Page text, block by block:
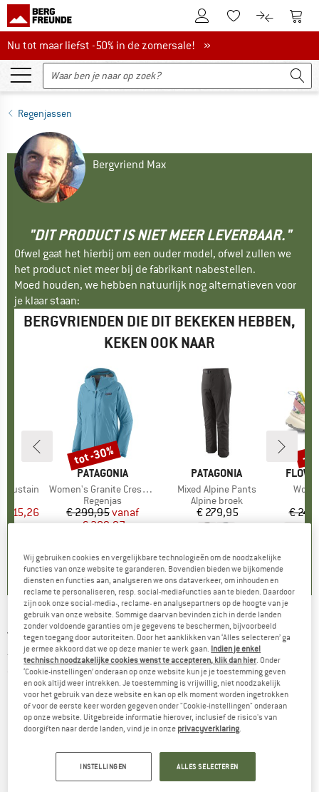
De klantenaccount
Naar deNaar de
Nu tot maar liefst -50% in de zomersale!
Nu tot maar liefst -50% in de zomersale! »
Regenjassen
Bergvriend Max
"DIT PRODUCT IS NIET MEER LEVERBAAR."
Ofwel gaat het hierbij om een ouder model, ofwel zullen we
het product niet meer bij de fabrikant nabestellen.
Moed houden, we hebben natuurlijk nog alternatieven voor
je klaar staan:
BERGVRIENDEN DIE DIT BEKEKEN HEBBEN,
KEKEN OOK NAAR
Sustain
prijs
€ 15,26
MERK
PATAGONIA
Artikel
Women's Granite Crest Jacket
Productgroep
Regenjas
Prijs
€ 299,95Verlaagde prijs
vanaf
€ 209,97
4,2(18)
Korting
tot -30%
MERK
PATAGONIA
Artikel
Mixed Alpine Pants
Productgroep
Alpine broek
Prijs
€ 279,95
MERK
Artikel
€
-
JACK WOLFSKIN -Women's Elsberg 2.5L
Jacket - Regenjas
(0)
Wij gebruiken cookies en vergelijkbare technologieën om de noodzakelijke
functies van onze website te garanderen. Bovendien bieden we bijkomende
diensten en functies aan, analyseren we ons dataverkeer, om inhouden en
reclame te personaliseren, resp. social-mediafuncties aan te bieden. Daardoor
zijn ook onze social-media-, reclame- en analysepartners op de hoogte van je
gebruik van onze website. Sommige daarvan bevinden zich in derde landen
zonder voldoende garanties om je gegevens te beschermen, bijvoorbeeld
tegen toegang door autoriteiten. Door het aanklikken van ‘Alles selecteren’ ga
je ermee akkoord dat we op deze manier te werk gaan. Indien je enkel
technisch noodzakelijke cookies wenst te accepteren, klik dan hier . Onder
‘Cookie-instellingen’ onderaan op onze website kun je je toestemming geven
en ook altijd weer intrekken. Je toestemming is vrijwillig, niet noodzakelijk
voor het gebruik van deze website en kan op elk moment worden ingetrokken
of voor de eerste keer worden gegeven onder "Cookie-instellingen" onderaan
op onze website. Uitgebreide informatie hierover, inclusief de risico's van
doorgiften naar derde landen, vind je in onze privacyverklaring
INSTELLINGEN ALLES SELECTEREN